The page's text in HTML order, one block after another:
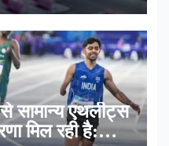
सामान्य एथलीट्स
मिल रही है: